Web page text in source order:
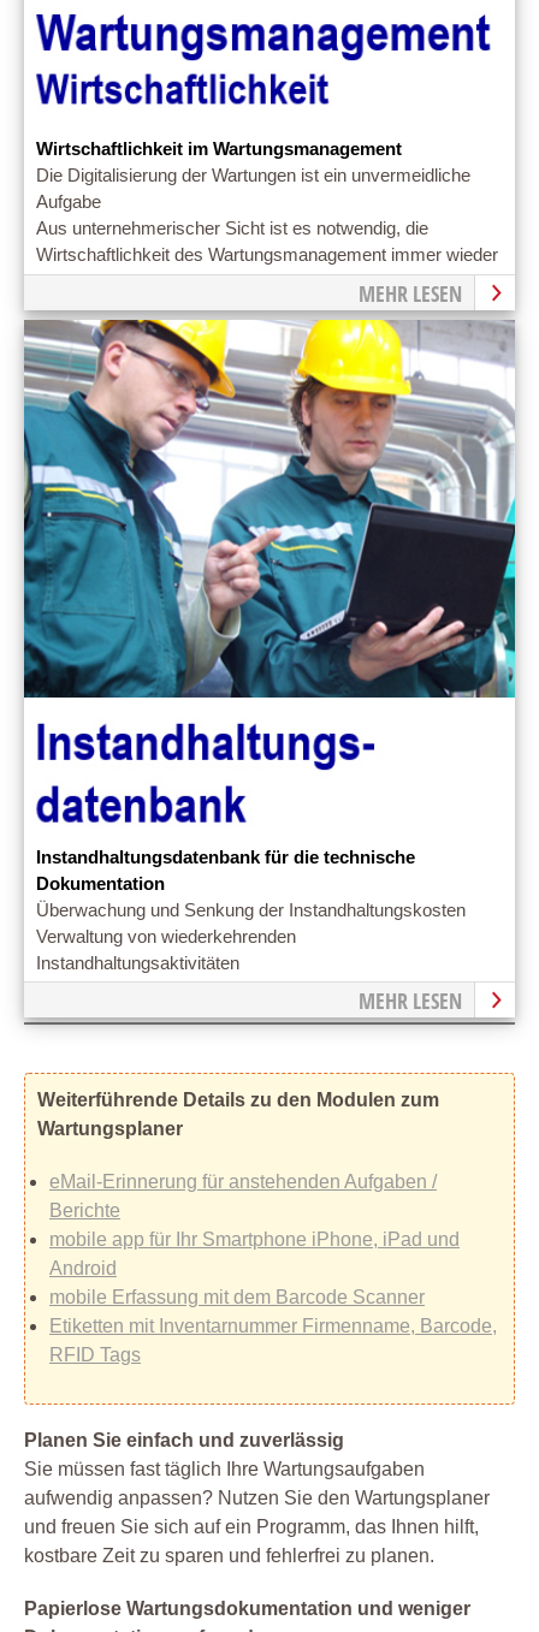
Wirtschaftlichkeit im Wartungsmanagement
Die Digitalisierung der Wartungen ist ein unvermeidliche
Aufgabe
Aus unternehmerischer Sicht ist es notwendig, die
Wirtschaftlichkeit des Wartungsmanagement immer wieder
zu verbessern
MEHR LESEN
Instandhaltungsdatenbank für die technische
Dokumentation
Überwachung und Senkung der Instandhaltungskosten
Verwaltung von wiederkehrenden
Instandhaltungsaktivitäten
MEHR LESEN
Weiterführende Details zu den Modulen zum
Wartungsplaner
eMail-Erinnerung für anstehenden Aufgaben /
Berichte
mobile app für Ihr Smartphone iPhone, iPad und
Android
mobile Erfassung mit dem Barcode Scanner
Etiketten mit Inventarnummer Firmenname, Barcode,
RFID Tags
Planen Sie einfach und zuverlässig
Sie müssen fast täglich Ihre Wartungsaufgaben
aufwendig anpassen? Nutzen Sie den Wartungsplaner
und freuen Sie sich auf ein Programm, das Ihnen hilft,
kostbare Zeit zu sparen und fehlerfrei zu planen.
Papierlose Wartungsdokumentation und weniger